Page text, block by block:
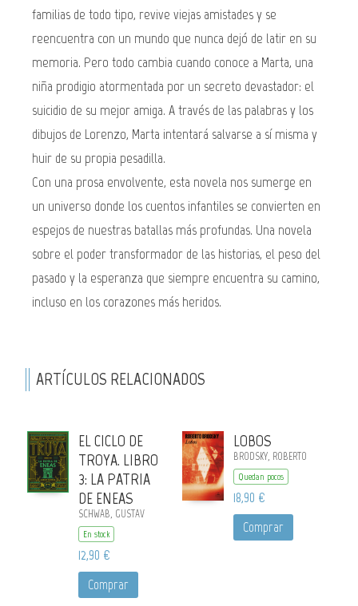
familias de todo tipo, revive viejas amistades y se
reencuentra con un mundo que nunca dejó de latir en su
memoria. Pero todo cambia cuando conoce a Marta, una
niña prodigio atormentada por un secreto devastador: el
suicidio de su mejor amiga. A través de las palabras y los
dibujos de Lorenzo, Marta intentará salvarse a sí misma y
huir de su propia pesadilla.
Con una prosa envolvente, esta novela nos sumerge en
un universo donde los cuentos infantiles se convierten en
espejos de nuestras batallas más profundas. Una novela
sobre el poder transformador de las historias, el peso del
pasado y la esperanza que siempre encuentra su camino,
incluso en los corazones más heridos.
ARTÍCULOS RELACIONADOS
EL CICLO DE
TROYA. LIBRO
3: LA PATRIA
DE ENEAS
SCHWAB, GUSTAV
En stock
12,90 €
Comprar
LOBOS
BRODSKY, ROBERTO
Quedan pocos
18,90 €
Comprar